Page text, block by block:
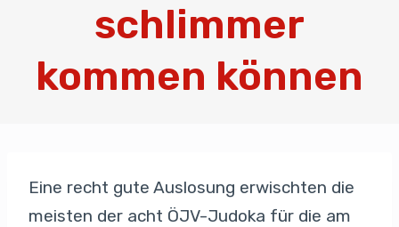
schlimmer
kommen können
Eine recht gute Auslosung erwischten die
meisten der acht ÖJV-Judoka für die am